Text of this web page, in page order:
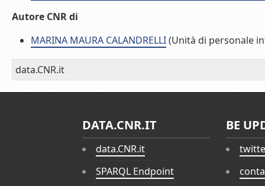
Autore CNR di
MARINA MAURA CALANDRELLI(Unità di personale
data.CNR.it
DATA.CNR.IT
data.CNR.it
SPARQL Endpoint
BE